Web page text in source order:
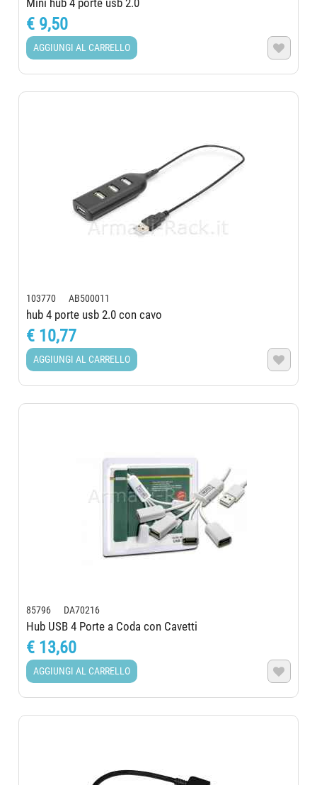
Mini hub 4 porte usb 2.0
€ 9,50
AGGIUNGI AL CARRELLO 
103770 AB500011
hub 4 porte usb 2.0 con cavo
€ 10,77
AGGIUNGI AL CARRELLO 
85796 DA70216
Hub USB 4 Porte a Coda con Cavetti
€ 13,60
AGGIUNGI AL CARRELLO 